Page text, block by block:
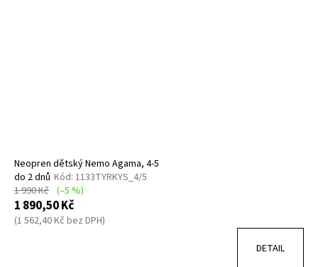
Neopren dětský Nemo Agama, 4-5
do 2 dnů Kód: 1133TYRKYS_4/5
1 990 Kč (–5 %)
1 890,50 Kč
(1 562,40 Kč bez DPH)
DETAIL